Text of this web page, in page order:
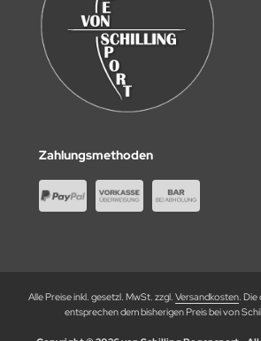
Zahlungsmethoden
Alle Preise inkl. gesetzl. MwSt. zzgl. Versandkosten .
entsprechen dem bisherigen Preis bei von